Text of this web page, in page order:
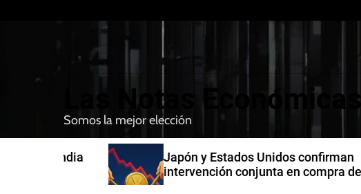
Las Notas Económicas
Somos la mejor elección
Japón y Estados Unidos confirman
intervención conjunta en compra de
yenes